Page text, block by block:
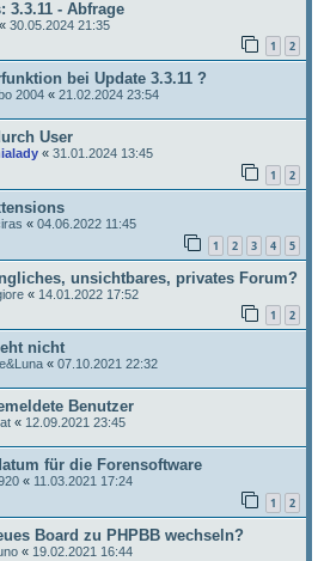
3.3.11 - Abfrage
« 30.05.2024 21:35
1 2
bei Update 3.3.11 ?
2004 « 21.02.2024 23:54
User
« 31.01.2024 13:45
1 2
« 04.06.2022 11:45
1 2 3 4 5
unsichtbares, privates Forum?
« 14.01.2022 17:52
1 2
nicht
« 07.10.2021 22:32
Benutzer
« 12.09.2021 23:45
für die Forensoftware
« 11.03.2021 17:24
1 2
Board zu PHPBB wechseln?
« 19.02.2021 16:44